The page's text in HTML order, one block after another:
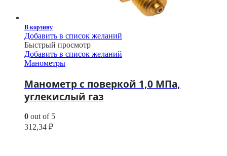
В корзину
Добавить в список желаний
Быстрый просмотр
Добавить в список желаний
Манометры
Манометр с поверкой 1,0 МПа,
углекислый газ
0 out of 5
312,34 ₽